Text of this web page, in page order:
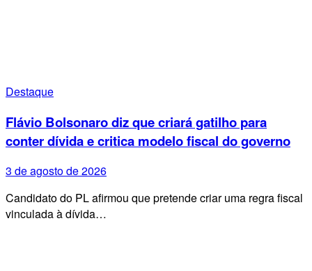
Destaque
Flávio Bolsonaro diz que criará gatilho para
conter dívida e critica modelo fiscal do governo
3 de agosto de 2026
Candidato do PL afirmou que pretende criar uma regra fiscal
vinculada à dívida…